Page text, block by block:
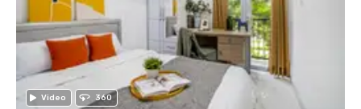
Video 360